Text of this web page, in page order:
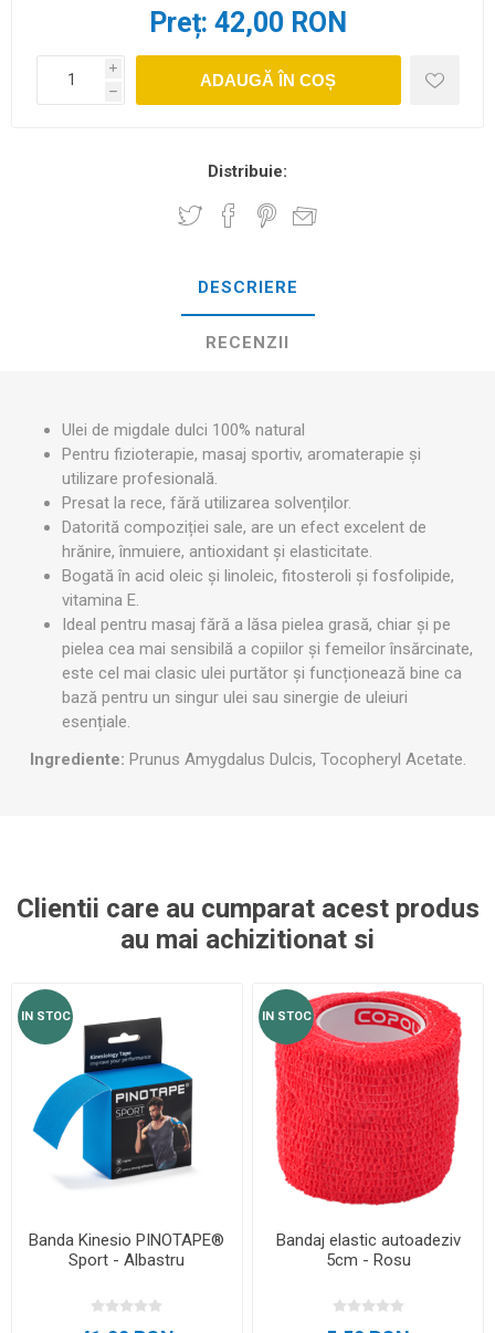
Preț: 42,00 RON
i
h
ADAUGĂ ÎN COȘ
Distribuie:
DESCRIERE
RECENZII
Ulei de migdale dulci 100% natural
Pentru fizioterapie, masaj sportiv, aromaterapie și
utilizare profesională.
Presat la rece, fără utilizarea solvenților.
Datorită compoziției sale, are un efect excelent de
hrănire, înmuiere, antioxidant și elasticitate.
Bogată în acid oleic și linoleic, fitosteroli și fosfolipide,
vitamina E.
Ideal pentru masaj fără a lăsa pielea grasă, chiar și pe
pielea cea mai sensibilă a copiilor și femeilor însărcinate,
este cel mai clasic ulei purtător și funcționează bine ca
bază pentru un singur ulei sau sinergie de uleiuri
esențiale.
Ingrediente: Prunus Amygdalus Dulcis, Tocopheryl Acetate.
Clientii care au cumparat acest produs
au mai achizitionat si
IN STOC
Banda Kinesio PINOTAPE®
Sport - Albastru
IN STOC
Bandaj elastic autoadeziv
5cm - Rosu